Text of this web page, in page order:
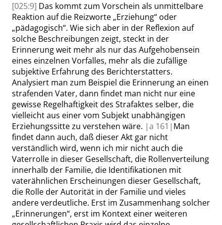
[025:9] Das kommt zum Vorschein als unmittelbare
Reaktion auf die Reizworte „Erziehung“ oder
„pädagogisch“. Wie sich aber in der Reflexion auf
solche Beschreibungen zeigt, steckt in der
Erinnerung weit mehr als nur das Aufgehobensein
eines einzelnen Vorfalles, mehr als die zufällige
subjektive Erfahrung des Berichterstatters.
Analysiert man zum Beispiel die Erinnerung an einen
strafenden Vater, dann findet man nicht nur eine
gewisse Regelhaftigkeit des Strafaktes selber, die
vielleicht aus einer vom Subjekt unabhängigen
Erziehungssitte zu verstehen wäre. |a 161| Man
findet dann auch, daß dieser Akt gar nicht
verständlich wird, wenn ich mir nicht auch die
Vaterrolle in dieser Gesellschaft, die Rollenverteilung
innerhalb der Familie, die Identifikationen mit
vaterähnlichen Erscheinungen dieser Gesellschaft,
die Rolle der Autorität in der Familie und vieles
andere verdeutliche. Erst im Zusammenhang solcher
„Erinnerungen“, erst im Kontext einer weiteren